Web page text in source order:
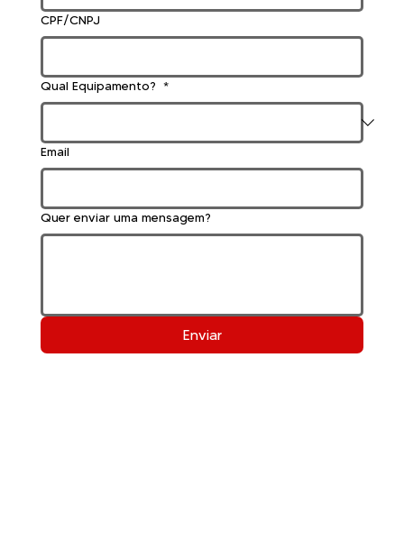
CPF/CNPJ
Qual Equipamento? *
Email
Quer enviar uma mensagem?
Enviar